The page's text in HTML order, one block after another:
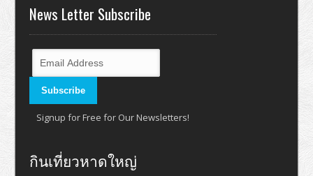
News Letter Subscribe
Signup for Free for Our Newsletters!
กินเที่ยวหาดใหญ่